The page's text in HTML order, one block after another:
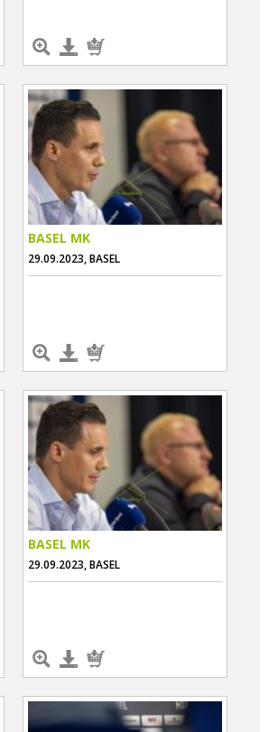
BASEL MK
29.09.2023, BASEL
BASEL MK
29.09.2023, BASEL